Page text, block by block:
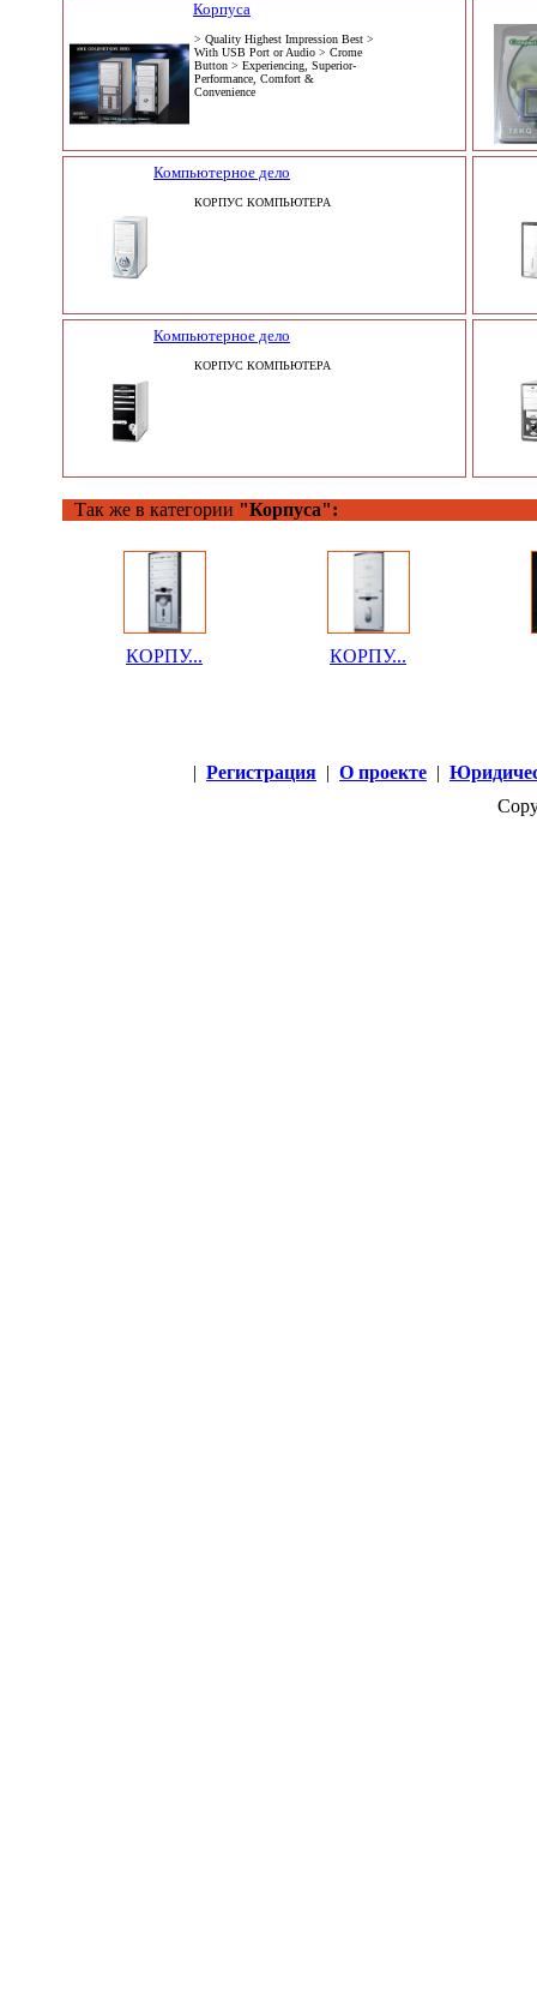
Корпуса
> Quality Highest Impression Best >
With USB Port or Audio > Crome
Button > Experiencing, Superior-
Performance, Comfort &
Convenience
Компьютерное дело
КОРПУС КОМПЬЮТЕРА
Компьютерное дело
КОРПУС КОМПЬЮТЕРА
Так же в категории "Корпуса":
КОРПУ... КОРПУ...
| Регистрация | О проекте |